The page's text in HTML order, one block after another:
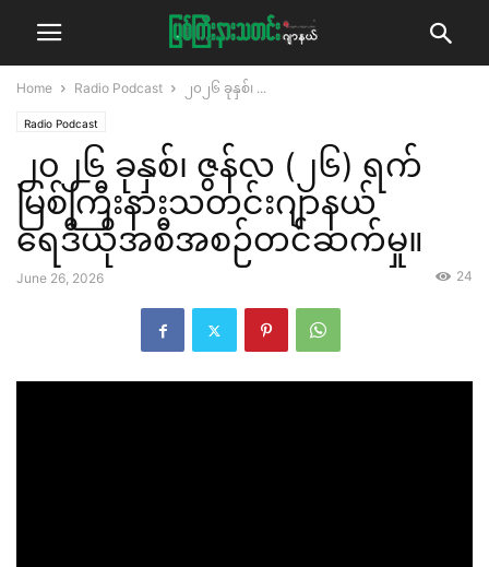
Home Radio Podcast ၂၀၂၆ ခုနှစ်၊ ...
Radio Podcast
၂၀၂၆ ခုနှစ်၊ ဇွန်လ (၂၆) ရက်
မြစ်ကြီးနားသတင်းဂျာနယ်
ရေဒီယိုအစီအစဉ်တင်ဆက်မှု။
June 26, 2026 24